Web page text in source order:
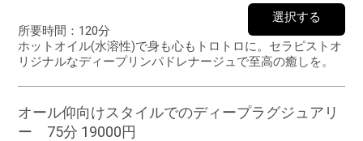
選択する
所要時間： 120分
ホットオイル(水溶性)で身も心もトロトロに。セラピストオ
リジナルなディープリンパドレナージュで至高の癒しを。
オール仰向けスタイルでのディープラグジュアリ
ー 75分 19000円